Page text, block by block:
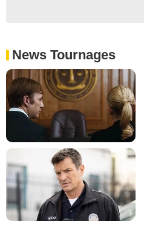
News Tournages